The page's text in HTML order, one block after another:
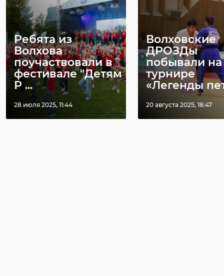
Ребята из
Волхова
поучаствовали в
фестивале "Детям
Р ...
28 июля 2025, 11:44
Волховские
ДРОЗДы
побывали на
турнире
«Легенды
20 августа 2025, 18:47